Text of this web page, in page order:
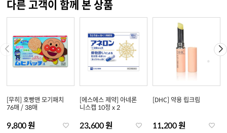
다른 고객이 함께 본 상품
[무히] 호빵맨 모기패치
76매 / 38매
9,800 원
[에스에스 제약] 아네론
니스캡 10정 x 2
23,600 원
[DHC] 약용 립크림
11,200 원